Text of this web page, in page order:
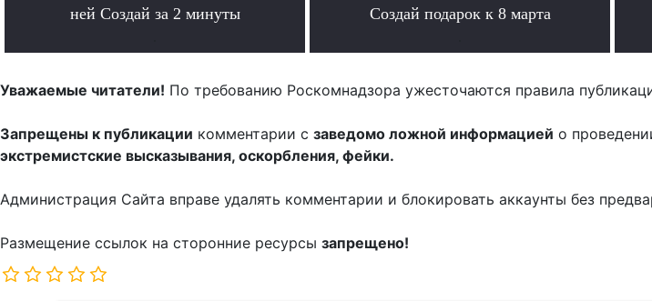
ней Создай за 2 минуты
Создай подарок к 8 марта
Уважаемые читатели! По требованию Роскомнадзора ужесточаются правила
Запрещены к публикации комментарии с заведомо ложной информацией о
экстремистские высказывания, оскорбления, фейки.
Администрация Сайта вправе удалять комментарии и блокировать аккаунты без
Размещение ссылок на сторонние ресурсы запрещено!